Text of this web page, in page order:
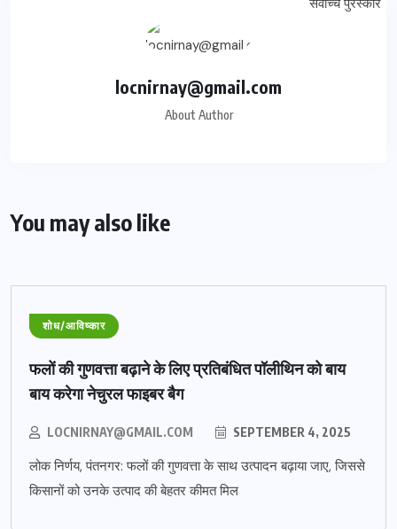
locnirnay@gmail.com
About Author
You may also like
शोध/आविष्कार
फलों की गुणवत्ता बढ़ाने के लिए प्रतिबंधित पॉलीथिन को बाय
बाय करेगा नेचुरल फाइबर बैग
LOCNIRNAY@GMAIL.COM SEPTEMBER 4, 2025
लोक निर्णय, पंतनगर: फलों की गुणवत्ता के साथ उत्पादन बढ़ाया जाए, जिससे
किसानों को उनके उत्पाद की बेहतर कीमत मिल